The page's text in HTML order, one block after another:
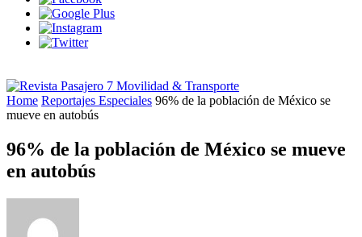
Home Reportajes Especiales 96% de la población de México se
mueve en autobús
96% de la población de México se mueve
en autobús